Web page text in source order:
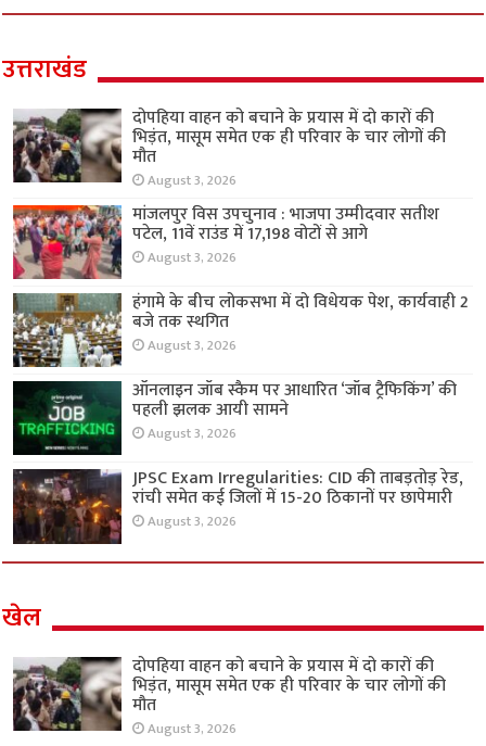
उत्तराखंड
दोपहिया वाहन को बचाने के प्रयास में दो कारों की
भिड़ंत, मासूम समेत एक ही परिवार के चार लोगों की
मौत
August 3, 2026
मांजलपुर विस उपचुनाव : भाजपा उम्मीदवार सतीश
पटेल, 11वें राउंड में 17,198 वोटों से आगे
August 3, 2026
हंगामे के बीच लोकसभा में दो विधेयक पेश, कार्यवाही 2
बजे तक स्थगित
August 3, 2026
ऑनलाइन जॉब स्कैम पर आधारित ‘जॉब ट्रैफिकिंग’ की
पहली झलक आयी सामने
August 3, 2026
JPSC Exam Irregularities: CID की ताबड़तोड़ रेड,
रांची समेत कई जिलों में 15-20 ठिकानों पर छापेमारी
August 3, 2026
खेल
दोपहिया वाहन को बचाने के प्रयास में दो कारों की
भिड़ंत, मासूम समेत एक ही परिवार के चार लोगों की
मौत
August 3, 2026